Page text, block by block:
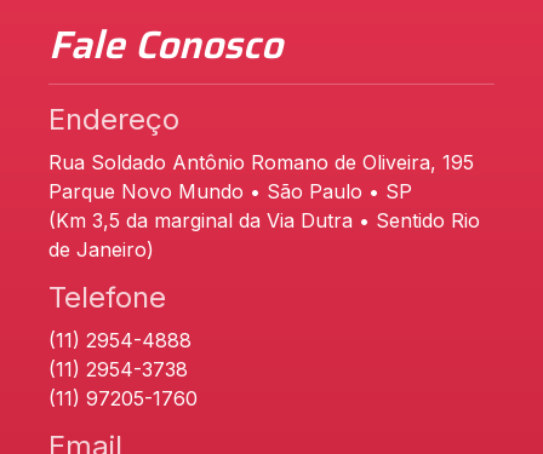
Fale Conosco
Endereço
Rua Soldado Antônio Romano de Oliveira, 195
Parque Novo Mundo • São Paulo • SP
(Km 3,5 da marginal da Via Dutra • Sentido Rio
de Janeiro)
Telefone
(11) 2954-4888
(11) 2954-3738
(11) 97205-1760
Email